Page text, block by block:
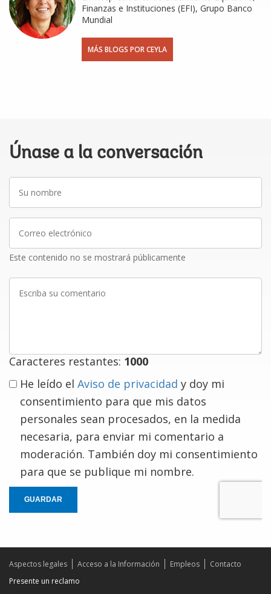
Finanzas e Instituciones (EFI), Grupo Banco
Mundial
MÁS BLOGS POR CEYLA
Únase a la conversación
nombre
electrónico
Este contenido no se mostrará públicamente
Caracteres restantes: 1000
He leído el Aviso de privacidad y doy mi
consentimiento para que mis datos
personales sean procesados, en la medida
necesaria, para enviar mi comentario a
moderación. También doy mi consentimiento
para que se publique mi nombre.
GUARDAR
Aspectos legales Acceso a la Información Empleos
Contacto
Presente un reclamo